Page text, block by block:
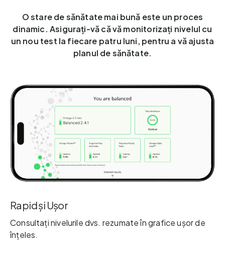
O stare de sănătate mai bună este un proces
dinamic. Asigurați-vă că vă monitorizați nivelul cu
un nou test la fiecare patru luni, pentru a vă ajusta
planul de sănătate.
Rapid și Ușor
Consultați nivelurile dvs. rezumate în grafice ușor de
înțeles.